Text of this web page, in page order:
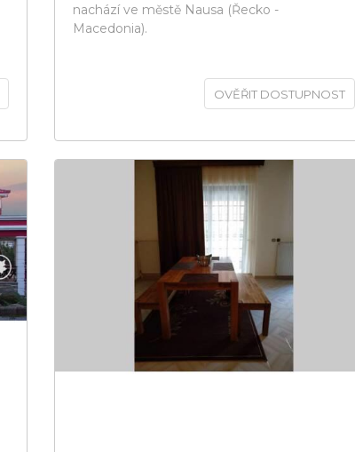
nachází ve městě Nausa (Řecko -
Macedonia).
OVĚŘIT DOSTUPNOST